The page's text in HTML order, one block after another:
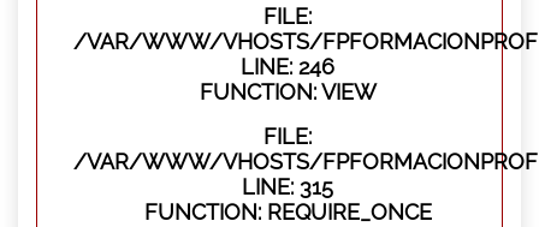
FILE:
/VAR/WWW/VHOSTS/
LINE: 246
FUNCTION: VIEW
FILE:
/VAR/WWW/VHOSTS/
LINE: 315
FUNCTION: REQUIRE_ONCE